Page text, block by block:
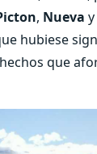
, Nueva y
hubiese
que